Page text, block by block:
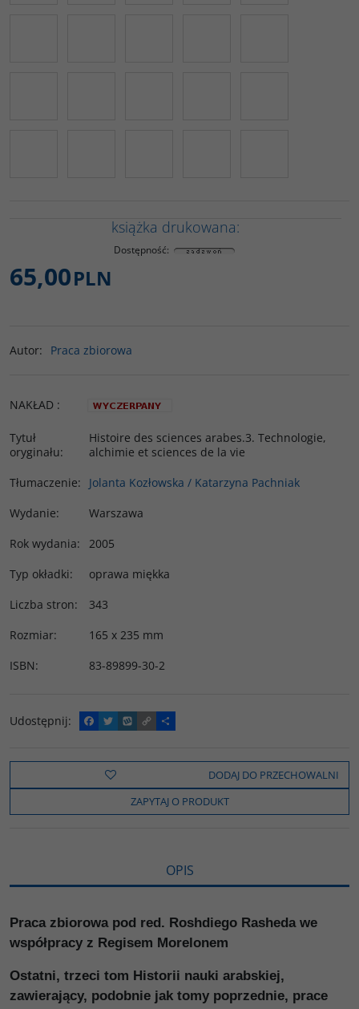
książka drukowana:
Dostępność:
65,00PLN
Autor: Praca zbiorowa
NAKŁAD :
Tytuł
oryginału:
Histoire des sciences arabes.3. Technologie,
alchimie et sciences de la vie
Tłumaczenie:
Jolanta Kozłowska / Katarzyna Pachniak
Wydanie:
Warszawa
Rok wydania:
2005
Typ okładki:
oprawa miękka
Liczba stron:
343
Rozmiar:
165 x 235 mm
ISBN: 83-89899-30-2
Udostępnij:
F
a
e
o
k
T
w
t
t
e
W
y
o
C
o
y
i
n
k
P
o
z
e
l
s
DODAJ DO PRZECHOWALNI
ZAPYTAJ O PRODUKT
OPIS
Praca zbiorowa pod red. Roshdiego Rasheda we
współpracy z Regisem Morelonem
Ostatni, trzeci tom Historii nauki arabskiej,
zawierający, podobnie jak tomy poprzednie, prace